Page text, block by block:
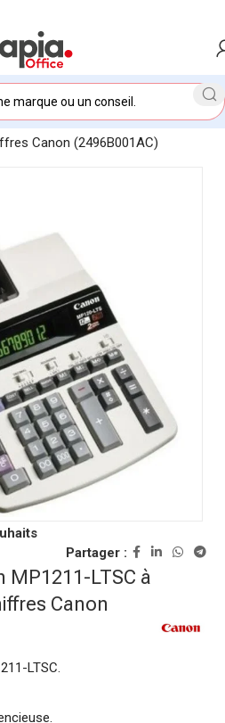
/Calculatrice Canon MP1211-
Canon (2496B001AC)
Partager :
MP1211-LTSC à
Canon
LTSC.